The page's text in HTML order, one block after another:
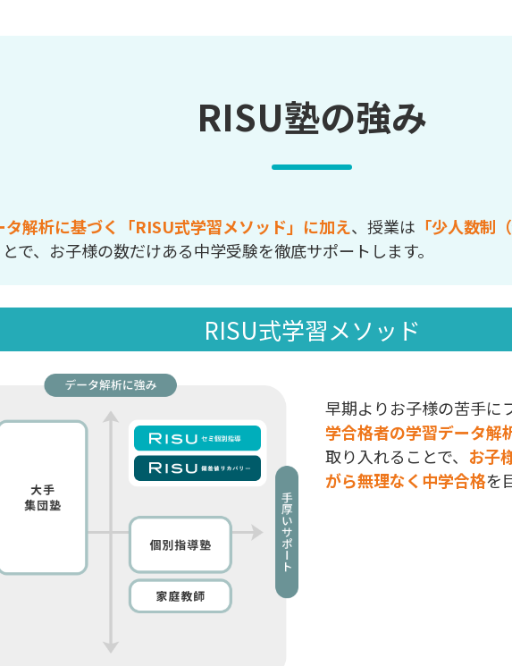
RISU塾の強み
解析に基づく「RISU式学習メソッド」に加え、授業は 「少人数制
で、お子様の数だけある中学受験を徹底サポートします。
RISU式学習メソッド
早期よりお子様の苦手に
学合格者の学習データ解
取り入れることで、 お子
がら無理なく中学合格を